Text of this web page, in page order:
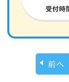
前へ